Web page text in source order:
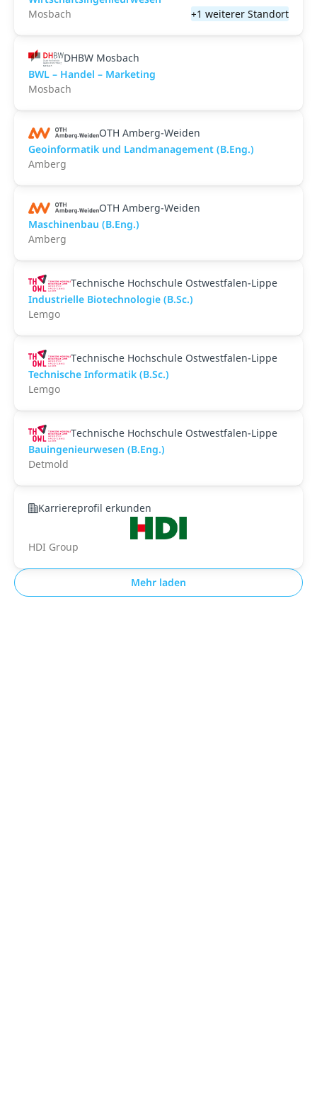
Mosbach
+1 weiterer Standort
DHBW Mosbach
BWL – Handel – Marketing
Mosbach
OTH Amberg-Weiden
Geoinformatik und Landmanagement (B.Eng.)
Amberg
OTH Amberg-Weiden
Maschinenbau (B.Eng.)
Amberg
Technische Hochschule Ostwestfalen-Lippe
Industrielle Biotechnologie (B.Sc.)
Lemgo
Technische Hochschule Ostwestfalen-Lippe
Technische Informatik (B.Sc.)
Lemgo
Technische Hochschule Ostwestfalen-Lippe
Bauingenieurwesen (B.Eng.)
Detmold
Karriereprofil erkunden
HDI Group
Mehr laden